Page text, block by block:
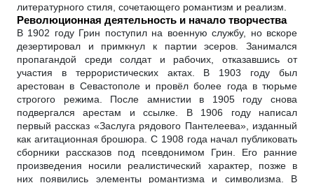
литературного стиля, сочетающего романтизм и реализм.
Революционная деятельность и начало творчества
В 1902 году Грин поступил на военную службу, но вскоре
дезертировал и примкнул к партии эсеров. Занимался
пропагандой среди солдат и рабочих, отказавшись от
участия в террористических актах. В 1903 году был
арестован в Севастополе и провёл более года в тюрьме
строгого режима. После амнистии в 1905 году снова
подвергался арестам и ссылке. В 1906 году написал
первый рассказ «Заслуга рядового Пантелеева», изданный
как агитационная брошюра. С 1908 года начал публиковать
сборники рассказов под псевдонимом Грин. Его ранние
произведения носили реалистический характер, позже в
них появились элементы романтизма и символизма. В